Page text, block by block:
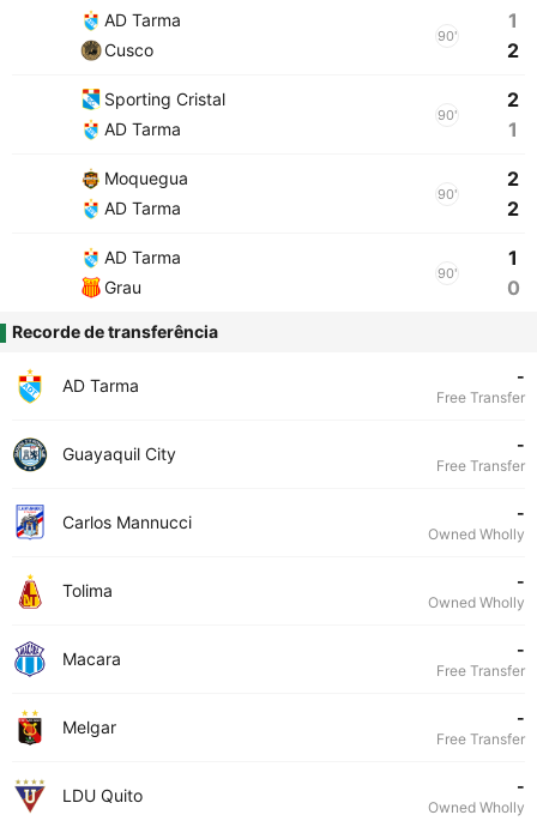
AD Tarma
Cusco
90'
1
2
Sporting Cristal
AD Tarma
90'
2
1
Moquegua
AD Tarma
90'
2
2
AD Tarma
Grau
90'
1
0
Recorde de transferência
AD Tarma -
Free Transfer
Guayaquil City -
Free Transfer
Carlos Mannucci -
Owned Wholly
Tolima -
Owned Wholly
Macara -
Free Transfer
Melgar -
Free Transfer
LDU Quito -
Owned Wholly